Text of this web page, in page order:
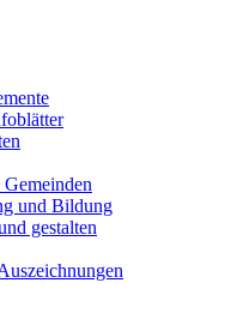
und Bildung
gestalten